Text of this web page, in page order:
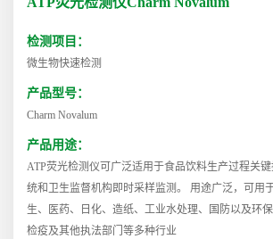
检测项目：
微生物快速检测
产品型号：
Charm Novalum
产品用途：
ATP荧光检测仪可广泛适用于食品饮料生产过程关
统和卫生监督机构即时采样监测。 用途广泛，可用
生、医药、日化、造纸、工业水处理、国防以及环
检疫及其他执法部门等多种行业